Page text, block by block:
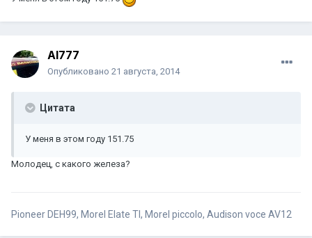
Al777
Опубликовано 21 августа, 2014
Цитата
У меня в этом году 151.75
Молодец, с какого железа?
Pioneer DEH99, Morel Elate TI, Morel piccolo, Audison voce AV12